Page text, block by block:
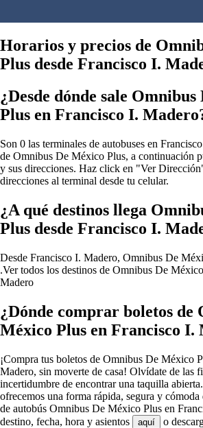
Horarios y precios de
Plus desde Francisco I.
¿Desde dónde sale
Plus en Francisco I.
Son 0 las terminales de autobuses en
de Omnibus De México Plus, a continuación
y sus direcciones. Haz click en "Ver
direcciones al terminal desde tu celular.
¿A qué destinos llega
Plus desde Francisco I.
Desde Francisco I. Madero, Omnibus De
.Ver todos los destinos de Omnibus De
Madero
¿Dónde comprar boletos de
México Plus en Francisco I.
¡Compra tus boletos de Omnibus De México
Madero, sin moverte de casa! Olvídate de las
incertidumbre de encontrar una taquilla
ofrecemos una forma rápida, segura y
de autobús Omnibus De México Plus en
destino, fecha, hora y asientos
aquí
o